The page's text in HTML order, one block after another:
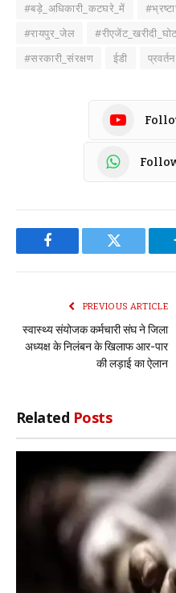
#बड़े_अधिकारी_कटघरे_में
#रायपुर_जेल
#सरकारी_संरक्षण
ईडी
Facebook Twitter
PREVIOUS ARTICLE
स्वास्थ्य संयोजक कर्मचारी संघ ने जिला
अध्यक्ष के निलंबन के खिलाफ आर-पार
की लड़ाई का ऐलान
Related Posts